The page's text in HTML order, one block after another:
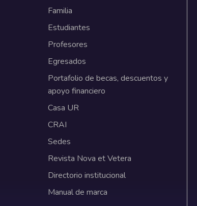
Familia
Estudiantes
Profesores
Egresados
Portafolio de becas, descuentos y
apoyo financiero
Casa UR
CRAI
Sedes
Revista Nova et Vetera
Directorio institucional
Manual de marca